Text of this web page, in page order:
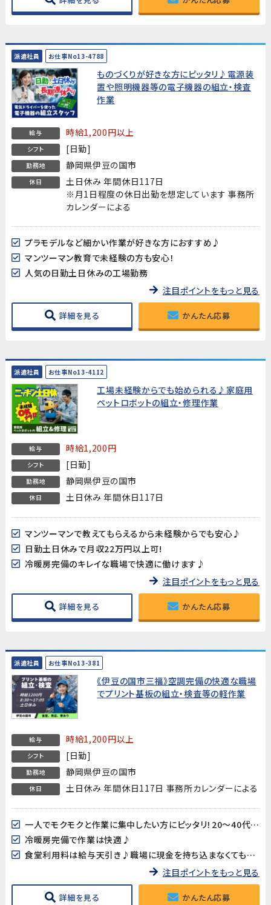
派遣社員 お仕事No13-4788
ものづくりが好きな方にピッタリ♪電源装
置や照明機器等の電子機器の組立・検査
作業
給与 時給1,200円以上
シフト [日勤]
勤務地 静岡県伊豆の国市
休日
土日休み 年間休日117日
※月1日程度の休日出勤を想定しています 事務所
カレンダーによる
プラモデルなど細かい作業が好きな方におすすめ♪
マンツーマン教育で未経験の方も安心！
人気の日勤土日休みの工場勤務
注目ポイントをもっと見る
詳細を見る かんたん応募
派遣社員 お仕事No13-4112
工場未経験からでも始められる♪家庭用
ペットロボットの組立・修理作業
給与 時給1,200円
シフト [日勤]
勤務地 静岡県伊豆の国市
休日 土日休み 年間休日117日
マンツーマンで教えてもらえるから未経験からでも安心♪
日勤土日休みで月収22万円以上可!
冷暖房完備のキレイな職場で快適に働けます♪
注目ポイントをもっと見る
詳細を見る かんたん応募
派遣社員 お仕事No13-381
《伊豆の国市三福》空調完備の快適な職場
でプリント基板の組立・検査等の軽作業
給与 時給1,200円以上
シフト [日勤]
勤務地 静岡県伊豆の国市
休日 土日休み 年間休日117日 事務所カレンダーによる
一人でモクモクと作業に集中したい方にピッタリ！20～40代男女多数活躍中!!
冷暖房完備で作業は快適♪
食堂利用料は給与天引き♪職場に現金を持ち込まなくても大丈夫♪
注目ポイントをもっと見る
詳細を見る かんたん応募